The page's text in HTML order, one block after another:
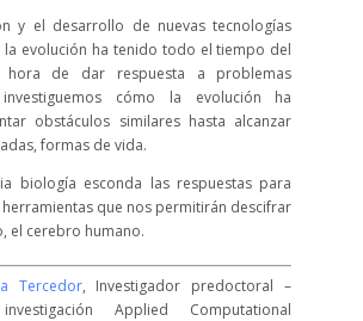
y el desarrollo de nuevas tecnologías
la evolución ha tenido todo el tiempo del
de dar respuesta a problemas
investiguemos cómo la evolución ha
obstáculos similares hasta alcanzar
formas de vida.
biología esconda las respuestas para
que nos permitirán descifrar
el cerebro humano.
Tercedor, Investigador predoctoral –
Applied Computational